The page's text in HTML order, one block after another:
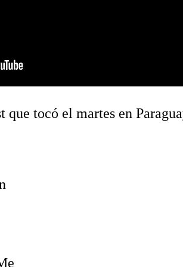
que tocó el martes en